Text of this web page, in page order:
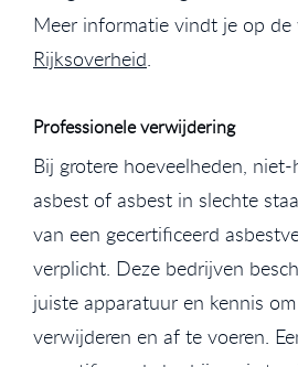
Meer informatie vindt je op
Rijksoverheid.
Professionele verwijdering
Bij grotere hoeveelheden,
asbest of asbest in slechte
van een gecertificeerd
verplicht. Deze bedrijven
juiste apparatuur en kennis
verwijderen en af te voeren.